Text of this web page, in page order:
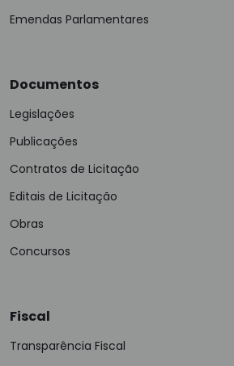
Emendas Parlamentares
Documentos
Legislações
Publicações
Contratos de Licitação
Editais de Licitação
Obras
Concursos
Fiscal
Transparência Fiscal